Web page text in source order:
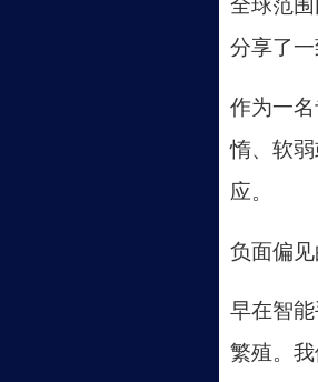
全球范围
分享了
作为一
惰、软
应。
负面偏
早在智
繁殖。